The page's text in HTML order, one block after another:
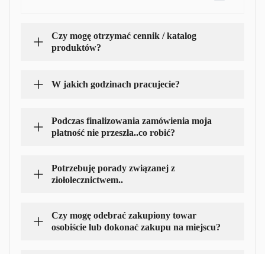
Czy mogę otrzymać cennik / katalog
produktów?
W jakich godzinach pracujecie?
Podczas finalizowania zamówienia moja
płatność nie przeszła..co robić?
Potrzebuję porady związanej z
ziołolecznictwem..
Czy mogę odebrać zakupiony towar
osobiście lub dokonać zakupu na miejscu?